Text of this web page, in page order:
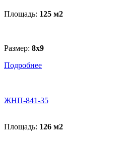
Площадь: 125 м2
Размер: 8x9
Подробнее
ЖНП-841-35
Площадь: 126 м2